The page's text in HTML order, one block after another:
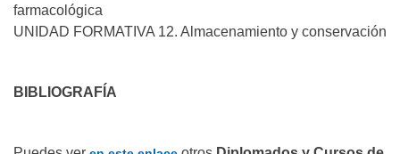
farmacológica
UNIDAD FORMATIVA 12. Almacenamiento y conservación
BIBLIOGRAFÍA